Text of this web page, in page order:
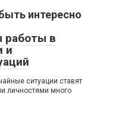
интересно
работы в
и
ситуации ставят
личностями много